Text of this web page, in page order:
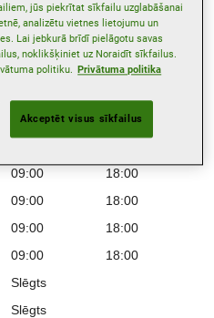
09:00
18:00
09:00
18:00
09:00
18:00
09:00
18:00
Slēgts
Slēgts
jūs piekrītat sīkfailu uzglabāšanai
analizētu vietnes lietojumu un
Lai jebkurā brīdī pielāgotu savas
noklikšķiniet uz Noraidīt sīkfailus.
politiku. Privātuma politika
Akceptēt visus sīkfailus